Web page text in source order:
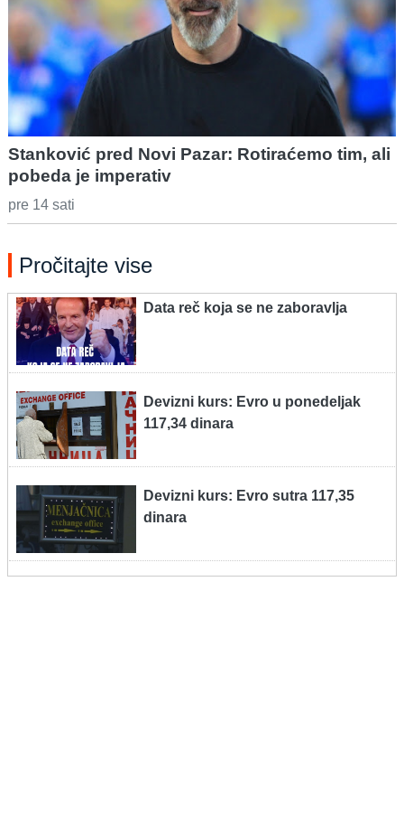
Stanković pred Novi Pazar: Rotiraćemo tim, ali
pobeda je imperativ
pre 14 sati
Pročitajte vise
Data reč koja se ne zaboravlja
Devizni kurs: Evro u ponedeljak
117,34 dinara
Devizni kurs: Evro sutra 117,35
dinara